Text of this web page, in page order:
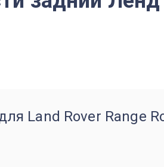
Land Rover Range